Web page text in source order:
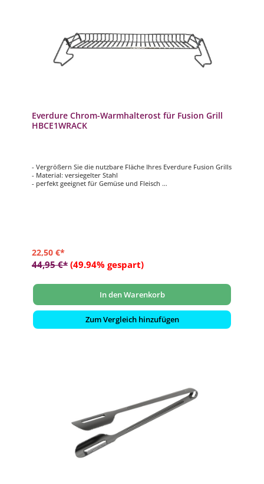
Everdure Chrom-Warmhalterost für Fusion Grill
HBCE1WRACK
- Vergrößern Sie die nutzbare Fläche Ihres Everdure Fusion Grills
- Material: versiegelter Stahl
- perfekt geeignet für Gemüse und Fleisch
22,50 €*
44,95 €* (49.94% gespart)
In den Warenkorb
Zum Vergleich hinzufügen